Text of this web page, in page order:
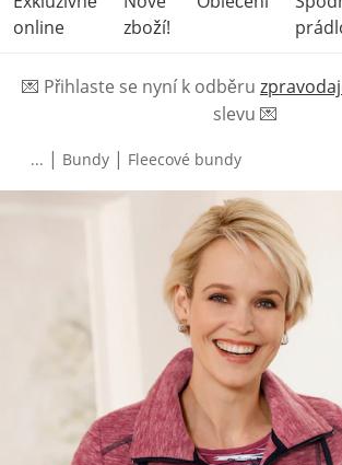
online
zboží!
💌 Přihlaste se nyní k odběru
slevu 💌
... | Bundy | Fleecové bundy